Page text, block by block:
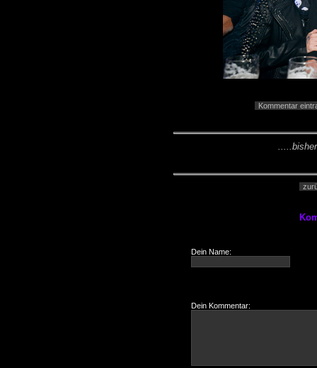
Kommentar
Dein Name:
Dein Kommentar: